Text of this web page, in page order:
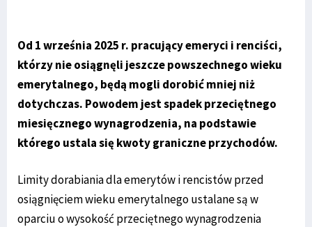
Od 1 września 2025 r. pracujący emeryci i renciści,
którzy nie osiągnęli jeszcze powszechnego wieku
emerytalnego, będą mogli dorobić mniej niż
dotychczas. Powodem jest spadek przeciętnego
miesięcznego wynagrodzenia, na podstawie
którego ustala się kwoty graniczne przychodów.
Limity dorabiania dla emerytów i rencistów przed
osiągnięciem wieku emerytalnego ustalane są w
oparciu o wysokość przeciętnego wynagrodzenia